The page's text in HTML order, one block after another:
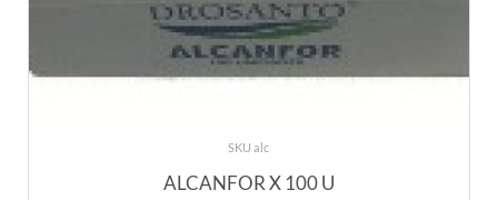
SKU alc
ALCANFOR X 100 U